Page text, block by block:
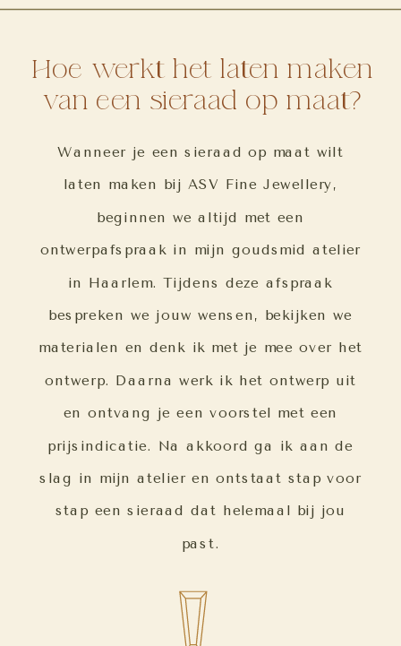
Wanneer je een sieraad op maat wilt
laten maken bij ASV Fine Jewellery,
beginnen we altijd met een
ontwerpafspraak in mijn goudsmid atelier
in Haarlem. Tijdens deze afspraak
bespreken we jouw wensen, bekijken we
materialen en denk ik met je mee over het
ontwerp. Daarna werk ik het ontwerp uit
en ontvang je een voorstel met een
prijsindicatie. Na akkoord ga ik aan de
slag in mijn atelier en ontstaat stap voor
stap een sieraad dat helemaal bij jou
past.
Hoe werkt het laten maken
van een sieraad op maat?